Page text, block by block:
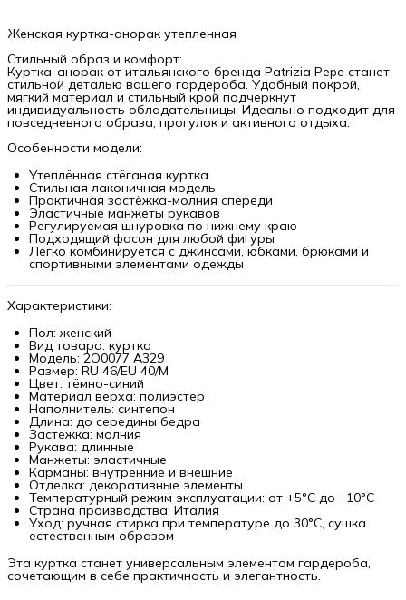
Женская куртка-анорак утепленная
Стильный образ и комфорт:
Куртка-анорак от итальянского бренда Patrizia Pepe станет
стильной деталью вашего гардероба. Удобный покрой,
мягкий материал и стильный крой подчеркнут
индивидуальность обладательницы. Идеально подходит для
повседневного образа, прогулок и активного отдыха.
Особенности модели:
Утеплённая стёганая куртка
Стильная лаконичная модель
Практичная застёжка-молния спереди
Эластичные манжеты рукавов
Регулируемая шнуровка по нижнему краю
Подходящий фасон для любой фигуры
Легко комбинируется с джинсами, юбками, брюками и
спортивными элементами одежды
Характеристики:
Пол: женский
Вид товара: куртка
Модель: 2O0077 A329
Размер: RU 46/EU 40/M
Цвет: тёмно-синий
Материал верха: полиэстер
Наполнитель: синтепон
Длина: до середины бедра
Застежка: молния
Рукава: длинные
Манжеты: эластичные
Карманы: внутренние и внешние
Отделка: декоративные элементы
Температурный режим эксплуатации: от +5°C до −10°C
Страна производства: Италия
Уход: ручная стирка при температуре до 30°C, сушка
естественным образом
Эта куртка станет универсальным элементом гардероба,
сочетающим в себе практичность и элегантность.